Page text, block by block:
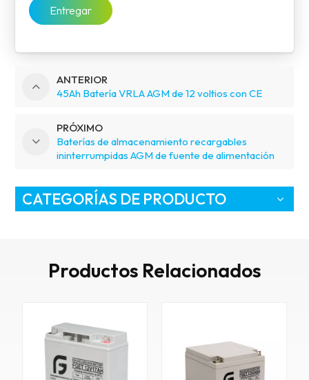
Entregar
ANTERIOR
45Ah Batería VRLA AGM de 12 voltios con CE
PRÓXIMO
Baterías de almacenamiento recargables
ininterrumpidas AGM de fuente de alimentación
CATEGORÍAS DE PRODUCTO
Productos Relacionados